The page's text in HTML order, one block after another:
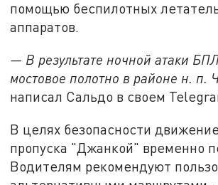
помощью беспилотных
аппаратов.
— В результате ночной атаки
мостовое полотно в районе н. п.
написал Сальдо в своем
В целях безопасности
пропуска "Джанкой" временно
Водителям рекомендуют